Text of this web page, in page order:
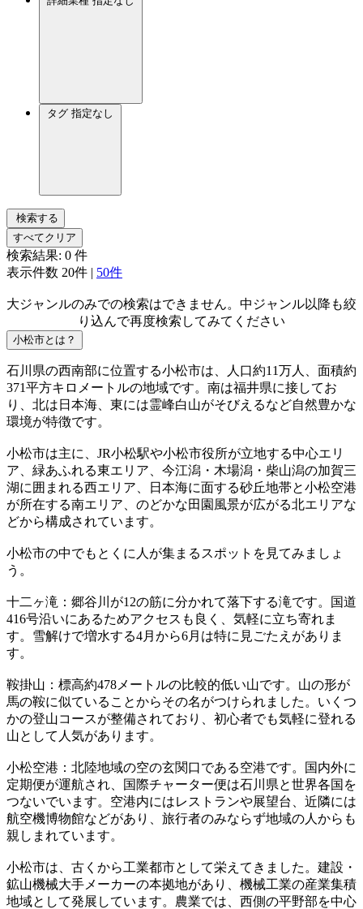
タグ 指定なし
検索する
すべてクリア
検索結果: 0 件
表示件数 20件 | 50件
大ジャンルのみでの検索はできません。中ジャンル以降も絞
り込んで再度検索してみてください
小松市とは？
石川県の西南部に位置する小松市は、人口約11万人、面積約
371平方キロメートルの地域です。南は福井県に接してお
り、北は日本海、東には霊峰白山がそびえるなど自然豊かな
環境が特徴です。
小松市は主に、JR小松駅や小松市役所が立地する中心エリ
ア、緑あふれる東エリア、今江潟・木場潟・柴山潟の加賀三
湖に囲まれる西エリア、日本海に面する砂丘地帯と小松空港
が所在する南エリア、のどかな田園風景が広がる北エリアな
どから構成されています。
小松市の中でもとくに人が集まるスポットを見てみましょ
う。
十二ヶ滝：郷谷川が12の筋に分かれて落下する滝です。国道
416号沿いにあるためアクセスも良く、気軽に立ち寄れま
す。雪解けで増水する4月から6月は特に見ごたえがありま
す。
鞍掛山：標高約478メートルの比較的低い山です。山の形が
馬の鞍に似ていることからその名がつけられました。いくつ
かの登山コースが整備されており、初心者でも気軽に登れる
山として人気があります。
小松空港：北陸地域の空の玄関口である空港です。国内外に
定期便が運航され、国際チャーター便は石川県と世界各国を
つないでいます。空港内にはレストランや展望台、近隣には
航空機博物館などがあり、旅行者のみならず地域の人からも
親しまれています。
小松市は、古くから工業都市として栄えてきました。建設・
鉱山機械大手メーカーの本拠地があり、機械工業の産業集積
地域として発展しています。農業では、西側の平野部を中心